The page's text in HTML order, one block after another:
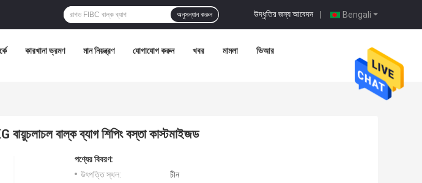
Bengali
উদ্ধৃতির জন্য আবেদন |
অনুসন্ধান করুন
কারখানা ভ্রমণ মান নিয়ন্ত্রণ যোগাযোগ করুন খবর মামলা ভিআর
বাল্ক ব্যাগ শিপিং বস্তা কাস্টমাইজড
পণ্যের বিবরণ:
উৎপত্তি স্থল:
চীন